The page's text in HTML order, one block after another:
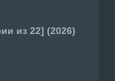
из 22] (2026)